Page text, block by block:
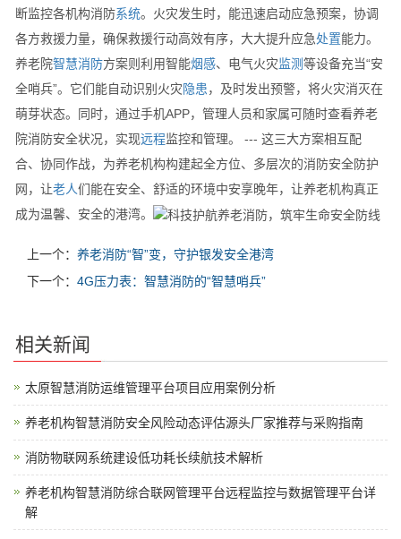
断监控各机构消防系统。火灾发生时，能迅速启动应急预案，协调
各方救援力量，确保救援行动高效有序，大大提升应急处置能力。
养老院智慧消防方案则利用智能烟感、电气火灾监测等设备充当“安
全哨兵”。它们能自动识别火灾隐患，及时发出预警，将火灾消灭在
萌芽状态。同时，通过手机APP，管理人员和家属可随时查看养老
院消防安全状况，实现远程监控和管理。 --- 这三大方案相互配
合、协同作战，为养老机构构建起全方位、多层次的消防安全防护
网，让老人们能在安全、舒适的环境中安享晚年，让养老机构真正
成为温馨、安全的港湾。
上一个： 养老消防“智”变，守护银发安全港湾
下一个： 4G压力表：智慧消防的“智慧哨兵”
相关新闻
太原智慧消防运维管理平台项目应用案例分析
养老机构智慧消防安全风险动态评估源头厂家推荐与采购指南
消防物联网系统建设低功耗长续航技术解析
养老机构智慧消防综合联网管理平台远程监控与数据管理平台详
解